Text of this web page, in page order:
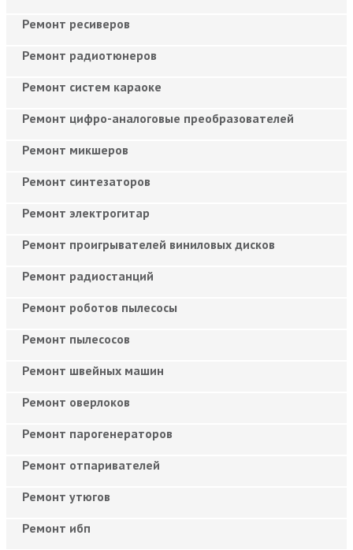
Ремонт ресиверов
Ремонт радиотюнеров
Ремонт систем караоке
Ремонт цифро-аналоговые преобразователей
Ремонт микшеров
Ремонт синтезаторов
Ремонт электрогитар
Ремонт проигрывателей виниловых дисков
Ремонт радиостанций
Ремонт роботов пылесосы
Ремонт пылесосов
Ремонт швейных машин
Ремонт оверлоков
Ремонт парогенераторов
Ремонт отпаривателей
Ремонт утюгов
Ремонт ибп